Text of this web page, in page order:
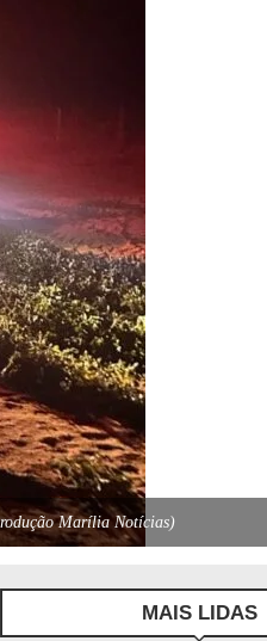
Marília Notícias)
MAIS LIDAS